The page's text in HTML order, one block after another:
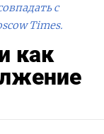
с
Times.
как